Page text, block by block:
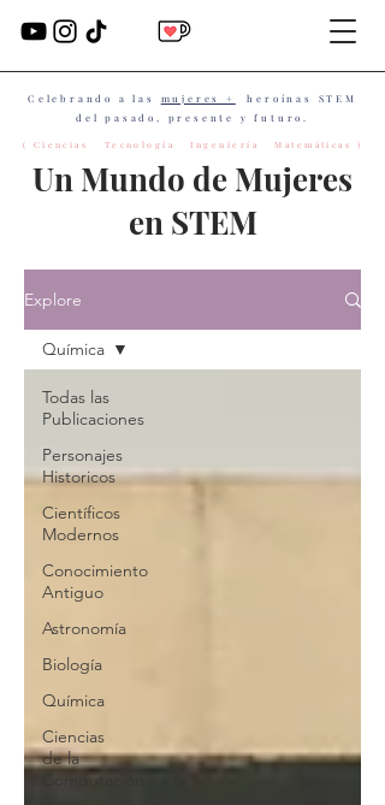
Un Mundo de Mujeres
en STEM
Celebrando a las mujeres +
heroínas STEM
del pasado, presente y futuro.
( Ciencias Tecnología Ingeniería Matemáticas )
Explore
Todas las
Publicaciones
Personajes
Historicos
Científicos
Modernos
Conocimiento
Antiguo
Astronomía
Biología
Química
Ciencias
de la
Computación
Química